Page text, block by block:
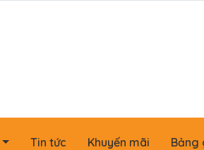
Tin tức Khuyến mãi Bảng